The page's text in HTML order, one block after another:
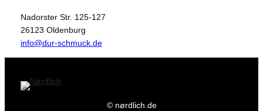
Nadorster Str. 125-127
26123 Oldenburg
info@dur-schmuck.de
© nørdlich.de